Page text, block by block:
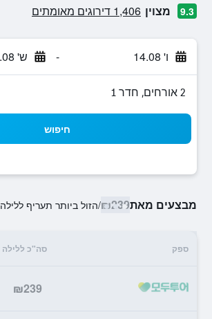
9.3 מצוין 1,406 דירוגים מאומתים
ו' 14.08 - ש' 15.08
2 אורחים, חדר 1
חיפוש
מבצעים מאת₪239
/הזול ביותר תעריף ללילה
ספק סה"כ ללילה
₪239